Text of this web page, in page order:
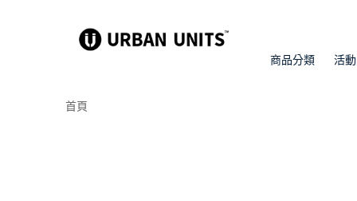
商品分類 活動
首頁